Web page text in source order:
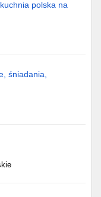
polska na
śniadania,